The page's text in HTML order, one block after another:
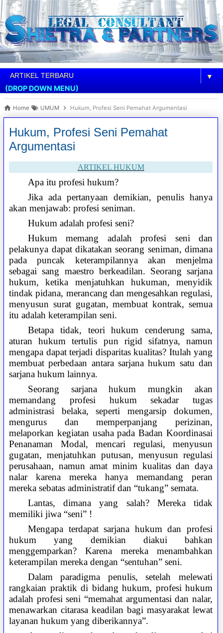
▼
(DROP DOWN MENU)
Home UMUM Hukum, Profesi Seni Pemahat Argumentasi
Hukum, Profesi Seni Pemahat
Argumentasi
ARTIKEL HUKUM
Apa itu profesi hukum?
Jika ada pertanyaan demikian, penulis hanya
akan menjawab: profesi seniman.
Hukum adalah profesi seni?
Hukum memang adalah profesi seni dan
pelakunya dapat dikatakan seorang seniman, dimana
pada puncak keterampilannya akan menjelma
sebagai sang maestro berkeadilan. Seorang sarjana
hukum, ketika menjatuhkan hukuman, menyidik
tindak pidana, merancang dan mengesahkan regulasi,
menyusun surat gugatan, membuat kontrak, semua
itu adalah keterampilan seni.
Betapa tidak, teori hukum cenderung sama,
aturan hukum tertulis pun rigid sifatnya, namun
mengapa dapat terjadi disparitas kualitas? Itulah yang
membuat perbedaan antara sarjana hukum satu dan
sarjana hukum lainnya.
Seorang sarjana hukum mungkin akan
memandang profesi hukum sekadar tugas
administrasi belaka, seperti mengarsip dokumen,
mengurus dan memperpanjang perizinan,
melaporkan kegiatan usaha pada Badan Koordinasai
Penanaman Modal, mencari regulasi, menyusun
gugatan, menjatuhkan putusan, menyusun regulasi
perusahaan, namun amat minim kualitas dan daya
nalar karena mereka hanya memandang peran
mereka sebatas administratif dan “tukang” semata.
Lantas, dimana yang salah? Mereka tidak
memiliki jiwa “seni” !
Mengapa terdapat sarjana hukum dan profesi
hukum yang demikian diakui bahkan
menggemparkan? Karena mereka menambahkan
keterampilan mereka dengan “sentuhan” seni.
Dalam paradigma penulis, setelah melewati
rangkaian praktik di bidang hukum, profesi hukum
adalah profesi seni “memahat argumentasi dan nalar,
menawarkan citarasa keadilan bagi masyarakat lewat
layanan hukum yang diberikannya”.